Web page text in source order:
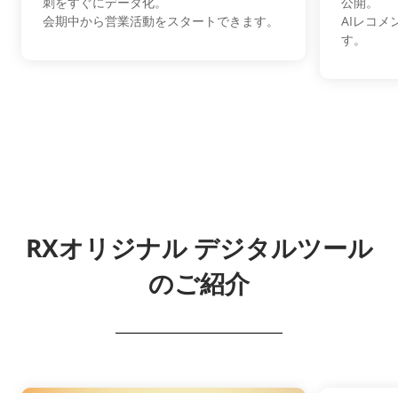
会期中から営業活動をスタートできます。
AIレコメ
す。
RXオリジナル デジタルツール
のご紹介